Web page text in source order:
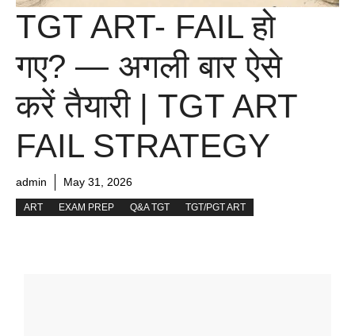
TGT ART- FAIL हो
गए? — अगली बार ऐसे
करें तैयारी | TGT ART
FAIL STRATEGY
admin May 31, 2026
ART EXAM PREP Q&A TGT TGT/PGT ART